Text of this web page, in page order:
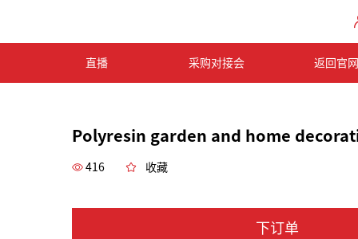
直播 采购对接会
返回官网
Polyresin garden and home
416 收藏
下订单